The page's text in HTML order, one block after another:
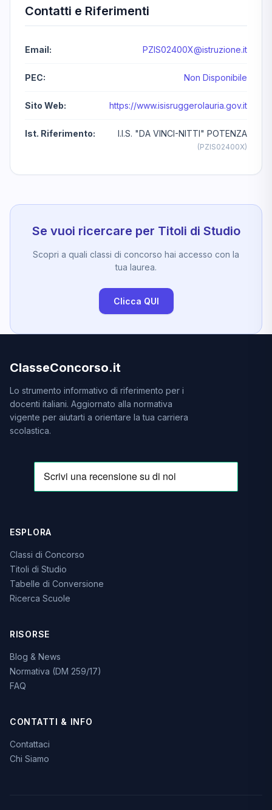
Contatti e Riferimenti
Email: PZIS02400X@istruzione.it
PEC: Non Disponibile
Sito Web: https://www.isisruggerolauria.gov.it
Ist. Riferimento: I.I.S. "DA VINCI-NITTI" POTENZA
(PZIS02400X)
Se vuoi ricercare per Titoli di Studio
Scopri a quali classi di concorso hai accesso con la
tua laurea.
Clicca QUI
ClasseConcorso.it
Lo strumento informativo di riferimento per i
docenti italiani. Aggiornato alla normativa
vigente per aiutarti a orientare la tua carriera
scolastica.
ESPLORA
Classi di Concorso
Titoli di Studio
Tabelle di Conversione
Ricerca Scuole
RISORSE
Blog & News
Normativa (DM 259/17)
FAQ
CONTATTI & INFO
Contattaci
Chi Siamo